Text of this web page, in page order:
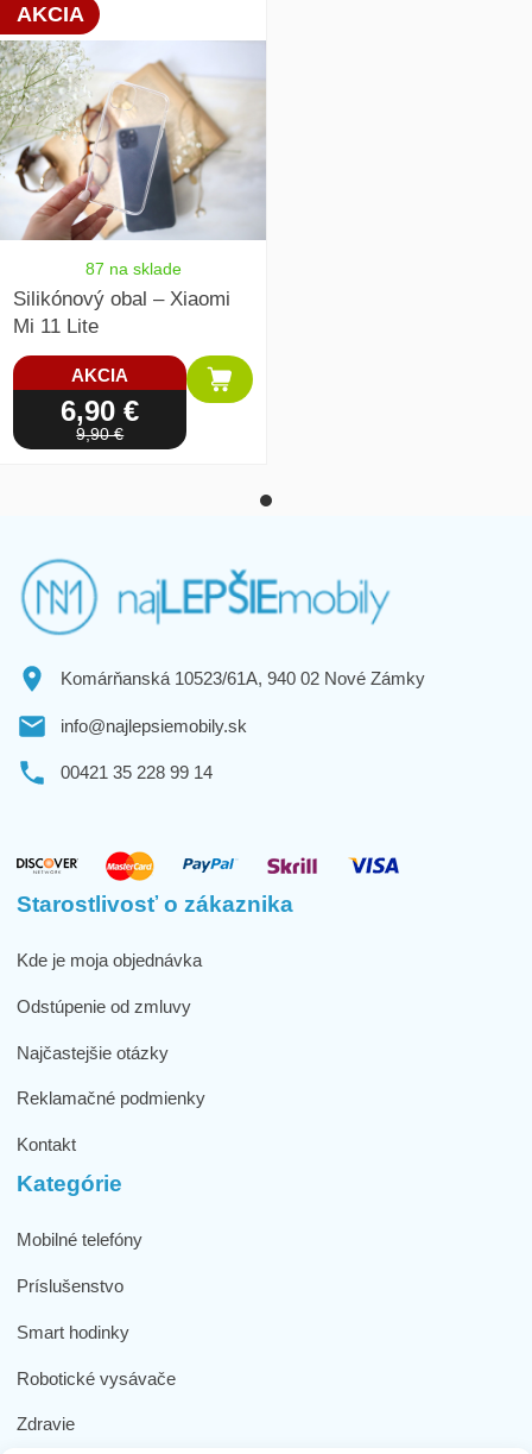
AKCIA
87 na sklade
Silikónový obal – Xiaomi
Mi 11 Lite
AKCIA
6,90 €
9,90 €
Komárňanská 10523/61A, 940 02 Nové Zámky
info@najlepsiemobily.sk
00421 35 228 99 14
Starostlivosť o zákaznika
Kde je moja objednávka
Odstúpenie od zmluvy
Najčastejšie otázky
Reklamačné podmienky
Kontakt
Kategórie
Mobilné telefóny
Príslušenstvo
Smart hodinky
Robotické vysávače
Zdravie